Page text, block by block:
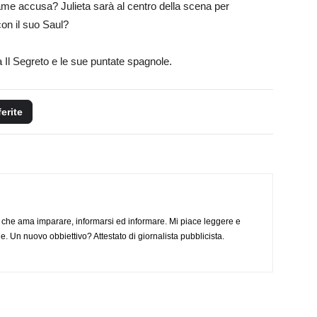
accusa? Julieta sarà al centro della scena per
il suo Saul?
Segreto e le sue puntate spagnole.
ama imparare, informarsi ed informare. Mi piace leggere e
Un nuovo obbiettivo? Attestato di giornalista pubblicista.